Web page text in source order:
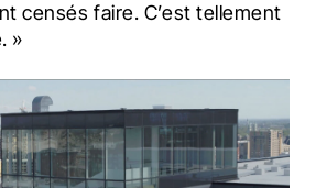
censés faire. C’est tellement
»